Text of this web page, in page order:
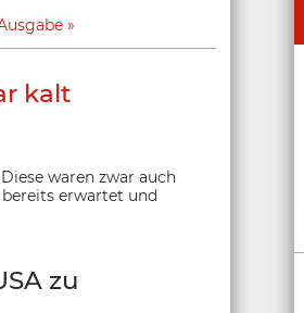
kalt
waren zwar auch
bereits erwartet und
zu